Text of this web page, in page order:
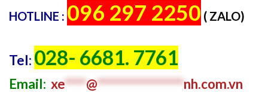
HOTLINE : 096 297 2250 ( ZALO)
Tel: 028- 6681. 7761
Email: xe****@****************nh.com.vn